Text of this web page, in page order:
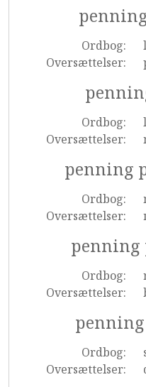
Ordbog:
Oversættelser:
Ordbog:
Oversættelser:
penning
Ordbog:
Oversættelser:
penning
Ordbog:
Oversættelser:
Ordbog:
Oversættelser: